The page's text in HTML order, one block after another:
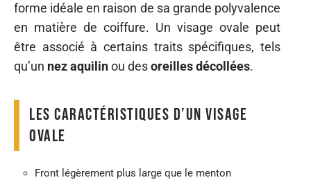
forme idéale en raison de sa grande polyvalence
en matière de coiffure. Un visage ovale peut
être associé à certains traits spécifiques, tels
qu’un nez aquilinou desoreilles décollées.
Les caractéristiques d’un visage
ovale
Front légèrement plus large que le menton